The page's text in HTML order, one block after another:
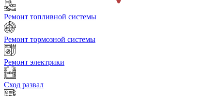
Ремонт топливной системы
Ремонт тормозной системы
Ремонт электрики
Сход развал